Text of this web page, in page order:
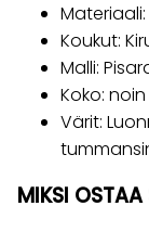
Materiaali:
Koukut:
Malli:
Koko:
Värit:
MIKSI OSTAA